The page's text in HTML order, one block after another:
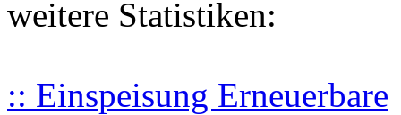
weitere Statistiken:
:: Einspeisung Erneuerbare